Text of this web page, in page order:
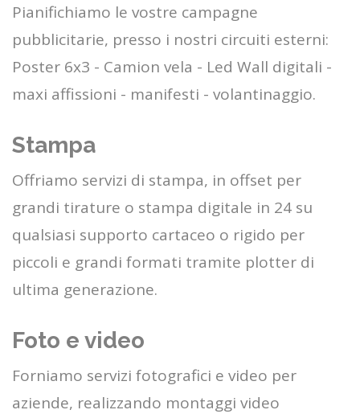
Pianifichiamo le vostre campagne
pubblicitarie, presso i nostri circuiti esterni:
Poster 6x3 - Camion vela - Led Wall digitali -
maxi affissioni - manifesti - volantinaggio.
Stampa
Offriamo servizi di stampa, in offset per
grandi tirature o stampa digitale in 24 su
qualsiasi supporto cartaceo o rigido per
piccoli e grandi formati tramite plotter di
ultima generazione.
Foto e video
Forniamo servizi fotografici e video per
aziende, realizzando montaggi video